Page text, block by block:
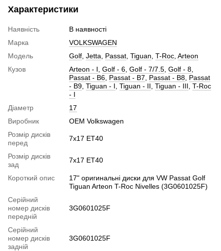
Характеристики
Наявність
В наявності
Марка
VOLKSWAGEN
Модель
Golf Jetta Passat Tiguan T-Roc Arteon
Кузов
Arteon - I Golf - 6 Golf - 7/7.5 Golf - 8
Passat - B6 Passat - B7 Passat - B8 Passat
- B9 Tiguan - I Tiguan - II Tiguan - III T-Roc
- I
Діаметр
17
Виробник
OEM Volkswagen
Розмір дисків
перед
7x17 ET40
Розмір дисків
зад
7x17 ET40
Короткий опис
17" оригинальні диски для VW Passat Golf
Tiguan Arteon T-Roc Nivelles (3G0601025F)
Серійний
номер дисків
передній
3G0601025F
Серійний
номер дисків
задній
3G0601025F